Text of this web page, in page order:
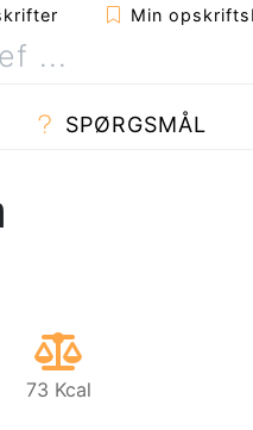
Min
SPØRGSMÅL
73 Kcal